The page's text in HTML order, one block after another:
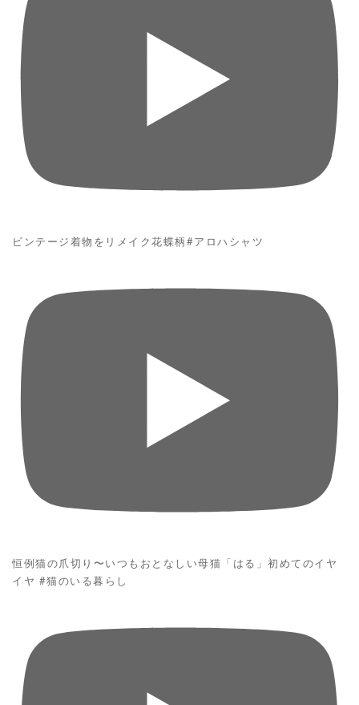
ビンテージ着物をリメイク花蝶柄#アロハシャツ
恒例猫の爪切り〜いつもおとなしい母猫「はる」初めてのイヤ
イヤ #猫のいる暮らし